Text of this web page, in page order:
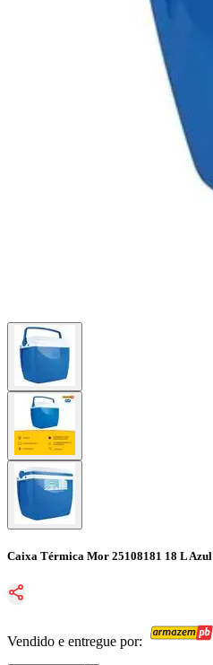
Caixa Térmica Mor 25108181 18 L Azul
Vendido e entregue por: